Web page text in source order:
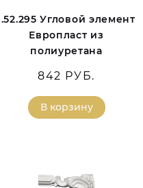
Угловой элемент
Европласт из
полиуретана
842 РУБ.
В корзину